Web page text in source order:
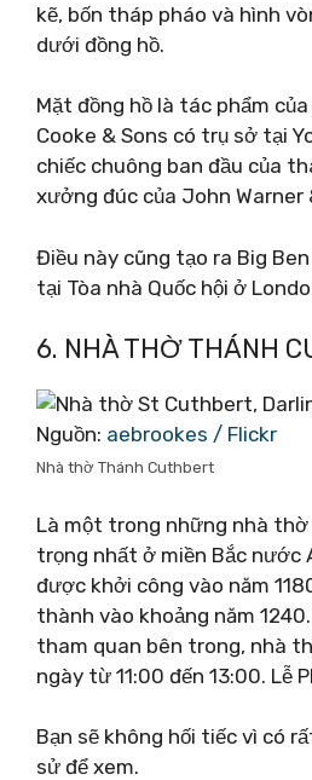
kẽ, bốn tháp pháo và hình
dưới đồng hồ.
Mặt đồng hồ là tác phẩm
Cooke & Sons có trụ sở tại
chiếc chuông ban đầu của
xưởng đúc của John Warner
Điều này cũng tạo ra Big
tại Tòa nhà Quốc hội ở
6. NHÀ THỜ THÁNH
Nguồn: aebrookes / Flickr
Nhà thờ Thánh Cuthbert
Là một trong những nhà thờ
trọng nhất ở miền Bắc nước
được khởi công vào năm
thành vào khoảng năm
tham quan bên trong, nhà
ngày từ 11:00 đến 13:00. Lễ
Bạn sẽ không hối tiếc vì có
sử để xem.